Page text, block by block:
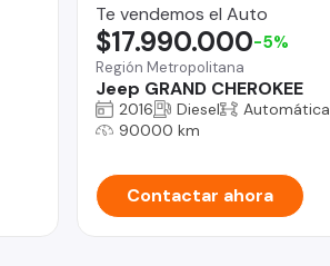
Te vendemos el Auto
Región Metropolitana
Jeep GRAND CHEROKEE
$17.990.000-5%
2016 Diesel
Automática
90000 km
Contactar ahora